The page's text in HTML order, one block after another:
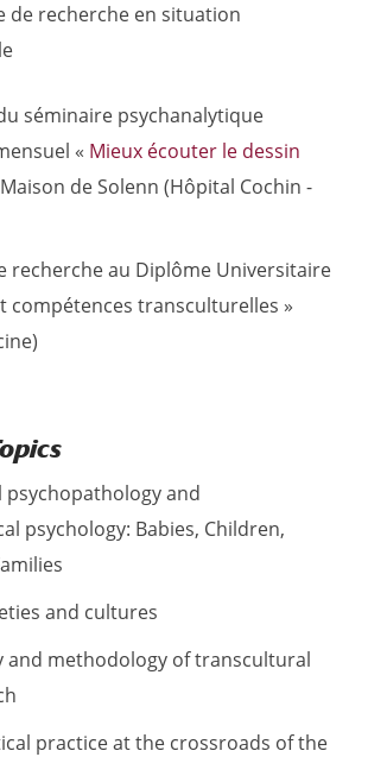
de recherche en situation
séminaire psychanalytique
« Mieux écouter le dessin
de Solenn (Hôpital Cochin -
recherche au Diplôme Universitaire
compétences transculturelles »
and
psychology: Babies, Children,
and cultures
and methodology of transcultural
practice at the crossroads of the